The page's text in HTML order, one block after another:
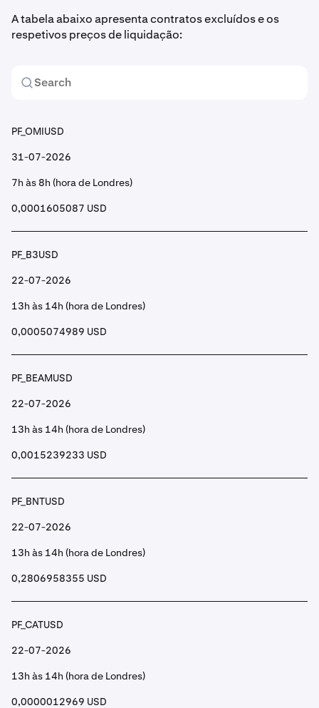
A tabela abaixo apresenta contratos excluídos e os
respetivos preços de liquidação:
PF_OMIUSD
31-07-2026
7h às 8h (hora de Londres)
0,0001605087 USD
PF_B3USD
22-07-2026
13h às 14h (hora de Londres)
0,0005074989 USD
PF_BEAMUSD
22-07-2026
13h às 14h (hora de Londres)
0,0015239233 USD
PF_BNTUSD
22-07-2026
13h às 14h (hora de Londres)
0,2806958355 USD
PF_CATUSD
22-07-2026
13h às 14h (hora de Londres)
0,0000012969 USD